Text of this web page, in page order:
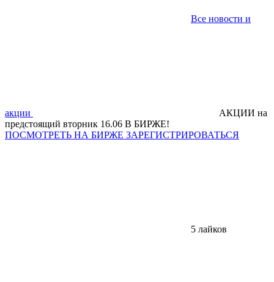
Все новости и
акции
АКЦИИ на
предстоящий вторник 16.06 В БИРЖЕ!
ПОСМОТРЕТЬ НА БИРЖЕ ЗАРЕГИСТРИРОВАТЬСЯ
5 лайков